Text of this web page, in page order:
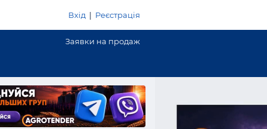
Вхід | Реєстрація
Заявки на продаж